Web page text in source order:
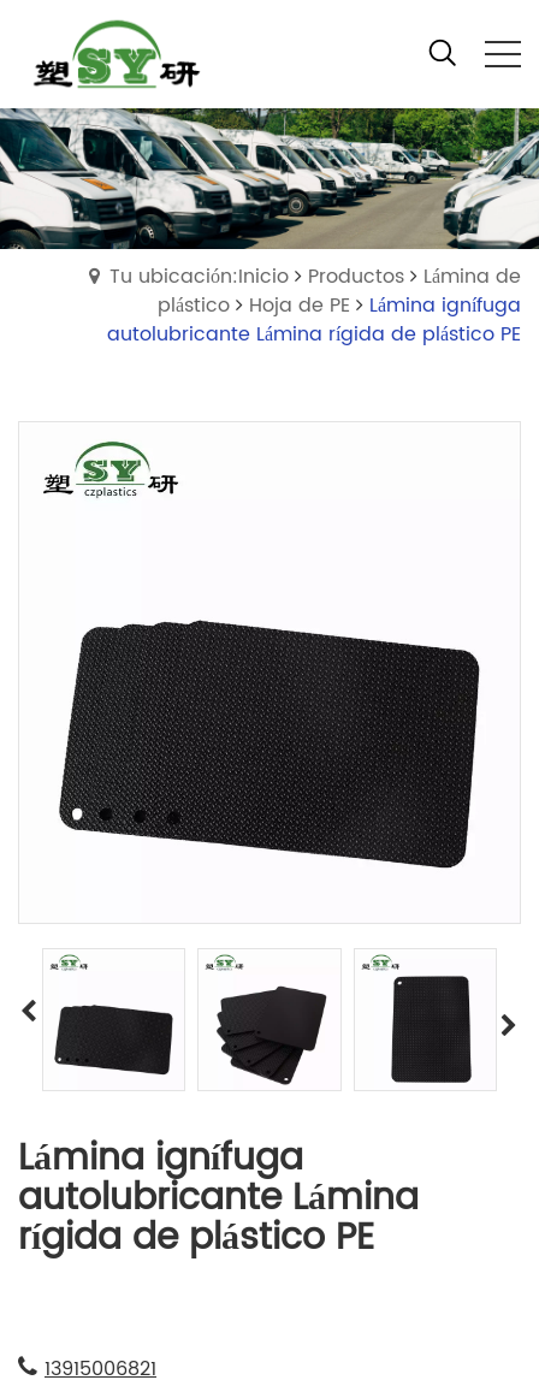
Tu ubicación:Inicio Productos
Lámina de
plástico
Hoja de PE
Lámina ignífuga
autolubricante Lámina rígida de plástico PE
Lámina ignífuga
autolubricante Lámina
rígida de plástico PE
13915006821